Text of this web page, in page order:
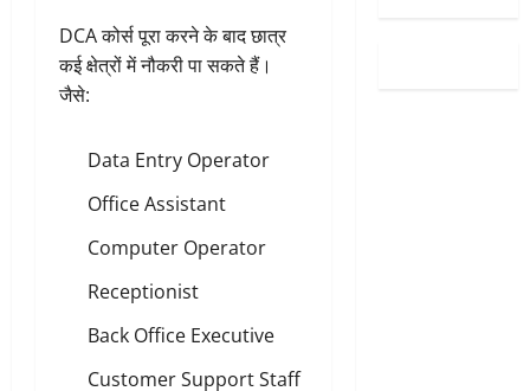
DCA कोर्स पूरा करने के बाद छात्र
कई क्षेत्रों में नौकरी पा सकते हैं।
जैसे:
Data Entry Operator
Office Assistant
Computer Operator
Receptionist
Back Office Executive
Customer Support Staff